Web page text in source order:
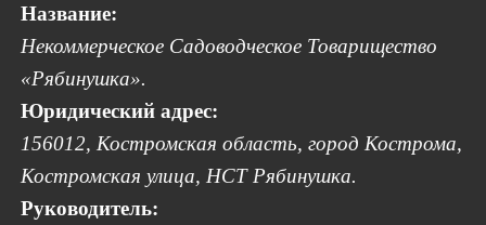
Название:
Некоммерческое Садоводческое Товарищество
«Рябинушка».
Юридический адрес:
156012, Костромская область, город Кострома,
Костромская улица, НСТ Рябинушка.
Руководитель: